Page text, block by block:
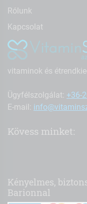
Rólunk
Kapcsolat
vitaminok és
Ügyfélszolgálat: +36-
E-mail:
Kövess minket:
Kényelmes,
Barionnal